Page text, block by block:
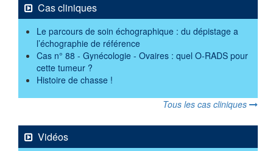
Cas cliniques
Le parcours de soin échographique : du dépistage a
l’échographie de référence
Cas n° 88 - Gynécologie - Ovaires : quel O-RADS pour
cette tumeur ?
Histoire de chasse !
Tous les cas cliniques
Vidéos